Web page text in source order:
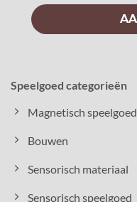
Speelgoed categorieën
Magnetisch speelgoed
Bouwen
Sensorisch materiaal
Sensorisch speelgoed